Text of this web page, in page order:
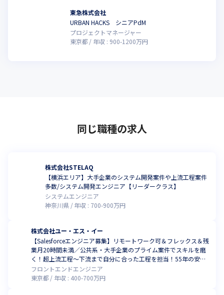
東急株式会社
URBAN HACKS シニアPdM
プロジェクトマネージャー
東京都
年収 : 900-1200万円
同じ職種の求人
株式会社STELAQ
【横浜エリア】大手企業のシステム開発案件や上流工程案件
多数/システム開発エンジニア【リーダークラス】
システムエンジニア
神奈川県
年収 : 700-900万円
株式会社ユー・エス・イー
【Salesforceエンジニア募集】リモートワーク可＆フレックス＆残
業月20時間未満／公共系・大手企業のプライム案件でスキルを磨
く！超上流工程～下流まで自分に合った工程を担当！55年の安定
基盤でキャリアアップ！
フロントエンドエンジニア
東京都
年収 : 400-700万円